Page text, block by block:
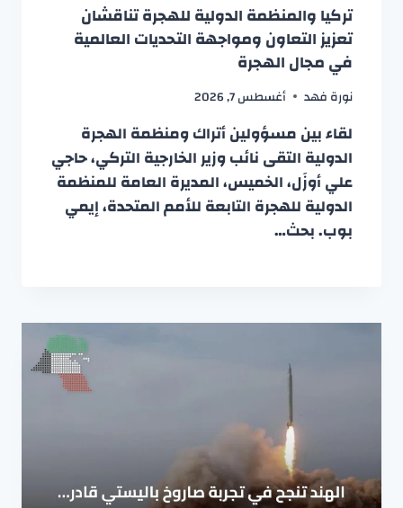
تركيا والمنظمة الدولية للهجرة تناقشان
تعزيز التعاون ومواجهة التحديات العالمية
في مجال الهجرة
نورة فهد أغسطس 7, 2026
لقاء بين مسؤولين أتراك ومنظمة الهجرة
الدولية التقى نائب وزير الخارجية التركي، حاجي
علي أوزَل، الخميس، المديرة العامة للمنظمة
الدولية للهجرة التابعة للأمم المتحدة، إيمي
بوب. بحث…